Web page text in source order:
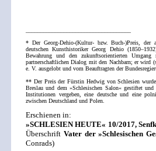
* Der Georg-Dehio-(Kultur- bzw. Buch-)Preis, der
deutschen Kunsthistoriker Georg Dehio
Bewahrung und den zukunftsorientierten
partnerschaftlichen Dialog mit den Nachbarn; er wird
e. V. ausgelobt und vom Beauftragten der
** Der Preis der Fürstin Hedwig von Schlesien
Breslau und dem »Schlesischen Salon« gestiftet
Institutionen vergeben, eine deutsche und eine
zwischen Deutschland und Polen.
Erschienen in:
»SCHLESIEN HEUTE« 10/2017,
Überschrift Vater der »Schlesischen
Conrads)